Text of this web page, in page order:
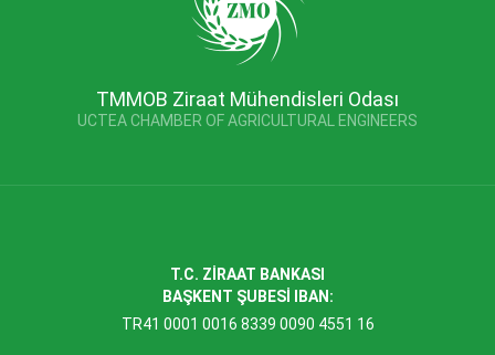
TMMOB Ziraat Mühendisleri Odası
UCTEA CHAMBER OF AGRICULTURAL ENGINEERS
T.C. ZİRAAT BANKASI
BAŞKENT ŞUBESİ IBAN:
TR41 0001 0016 8339 0090 4551 16